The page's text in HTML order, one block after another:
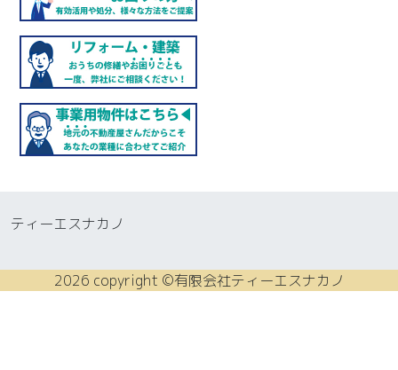
ティーエスナカノ
2026 copyright ©有限会社ティーエスナカノ